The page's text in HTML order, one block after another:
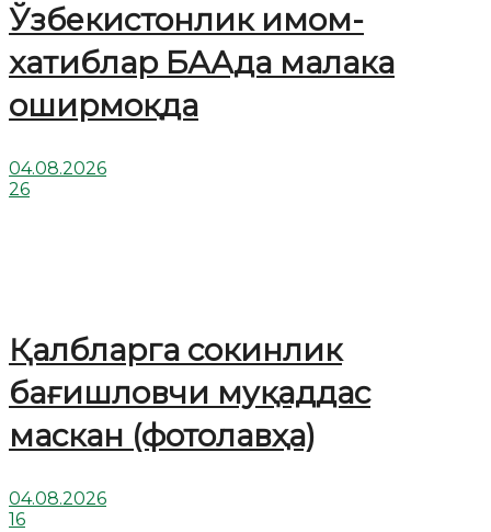
Ўзбекистонлик имом-
хатиблар БААда малака
оширмоқда
04.08.2026
26
Қалбларга сокинлик
бағишловчи муқаддас
маскан (фотолавҳа)
04.08.2026
16